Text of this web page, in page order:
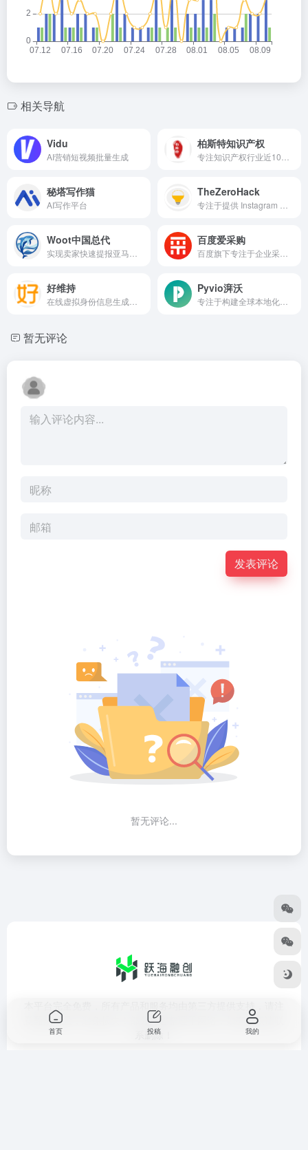
相关导航
Vidu
AI营销短视频批量生成
柏斯特知识产权
秘塔写作猫
AI写作平台
TheZeroHack
Woot中国总代 百度爱采购
好维持 Pyvio湃沃
暂无评论
发表评论
暂无评论...
本平台完全免费，所有产品和服务均由第三方提供支持，请注
意甄别质量，避免损失！部分内容整理于网络，如有侵权请联
系删除！
首页 投稿 我的